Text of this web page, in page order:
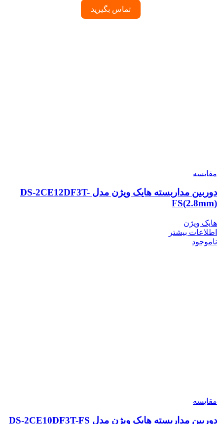
تماس بگیرید
مقایسه
دوربین مداربسته هایک ویژن مدل DS-2CE12DF3T-
FS(2.8mm)
هایک ویژن
اطلاعات بیشتر
ناموجود
مقایسه
دوربین مداربسته هایک ویژن مدل DS-2CE10DF3T-FS